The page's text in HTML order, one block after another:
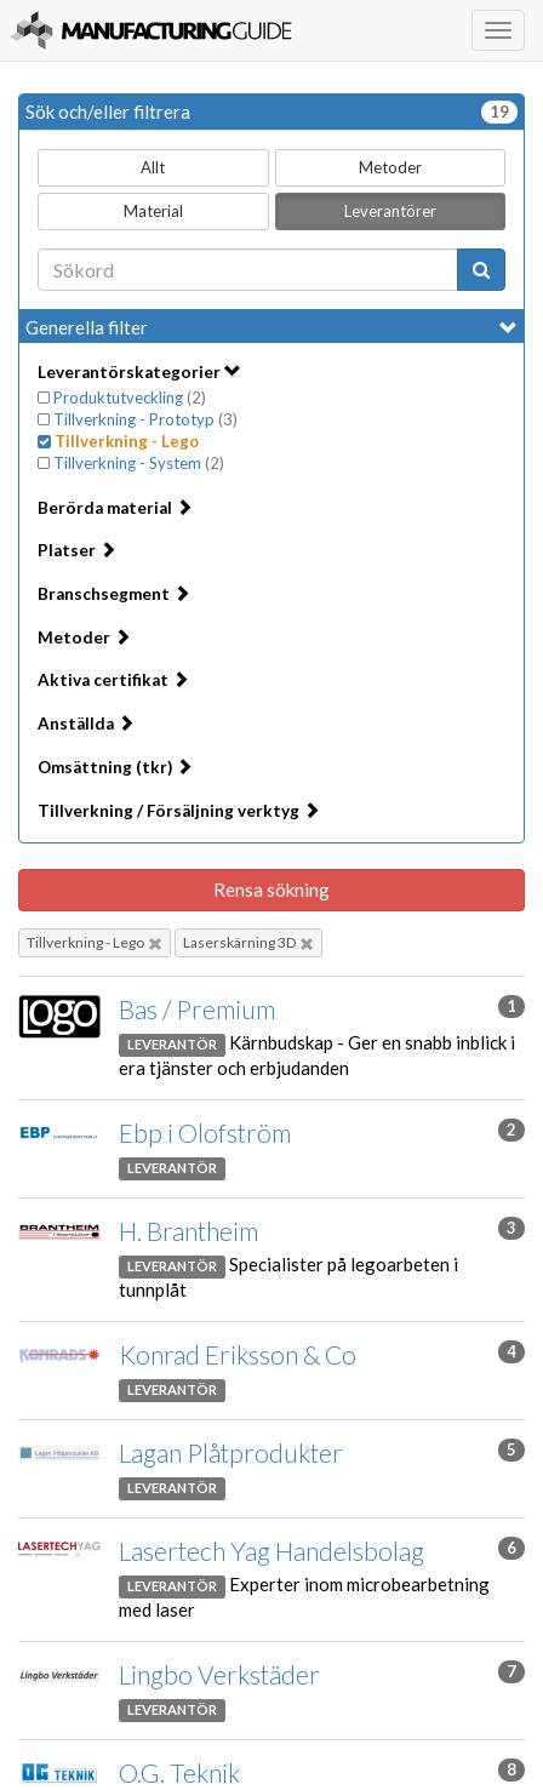
Sök och/eller filtrera 19
Allt Metoder
Material Leverantörer
Generella filter
Leverantörskategorier
Produktutveckling (2)
Tillverkning - Prototyp (3)
Tillverkning - Lego
Tillverkning - System (2)
Berörda material
Platser
Branschsegment
Metoder
Aktiva certifikat
Anställda
Omsättning (tkr)
Tillverkning / Försäljning verktyg
Rensa sökning
Tillverkning - Lego Laserskärning 3D
Bas / Premium 1
LEVERANTÖR
Kärnbudskap - Ger en snabb inblick i
era tjänster och erbjudanden
Ebp i Olofström 2
LEVERANTÖR
H. Brantheim 3
LEVERANTÖR
Specialister på legoarbeten i
tunnplåt
Konrad Eriksson & Co 4
LEVERANTÖR
Lagan Plåtprodukter 5
LEVERANTÖR
Lasertech Yag Handelsbolag 6
LEVERANTÖR
Experter inom microbearbetning
med laser
Lingbo Verkstäder 7
LEVERANTÖR
O.G. Teknik 8